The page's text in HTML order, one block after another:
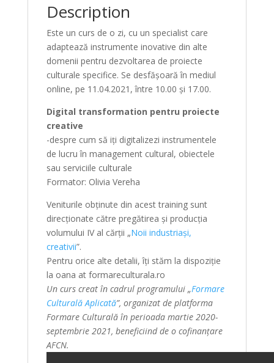
Description
Este un curs de o zi, cu un specialist care
adaptează instrumente inovative din alte
domenii pentru dezvoltarea de proiecte
culturale specifice. Se desfășoară în mediul
online, pe 11.04.2021, între 10.00 și 17.00.
Digital transformation pentru proiecte
creative
-despre cum să iți digitalizezi instrumentele
de lucru în management cultural, obiectele
sau serviciile culturale
Formator: Olivia Vereha
Veniturile obținute din acest training sunt
direcționate către pregătirea și producția
volumului IV al cărții „Noii industriași,
creativii”.
Pentru orice alte detalii, îți stăm la dispoziție
la oana at formareculturala.ro
Un curs creat în cadrul programului „Formare
Culturală Aplicată”, organizat de platforma
Formare Culturală în perioada martie 2020-
septembrie 2021, beneficiind de o cofinanțare
AFCN.